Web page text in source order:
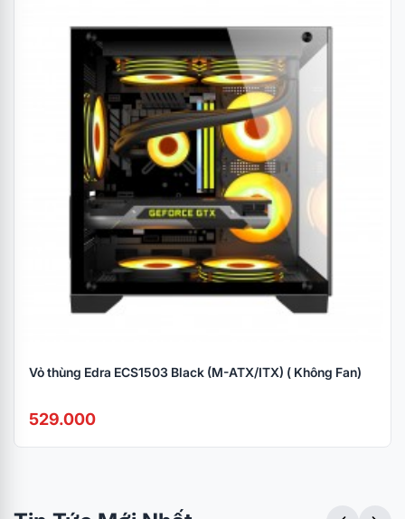
Chiều
tối đa
300mm
Hỗ trợ
mạch
chủ
ATX/MICRO-ATX/Mini-ATX
Vỏ thùng Edra ECS1503 Black (M-ATX/ITX) ( Không Fan)
529.000